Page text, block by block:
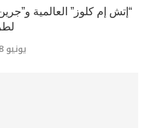
“إتش إم كلوز” العالمية
يونيو 18, 2025